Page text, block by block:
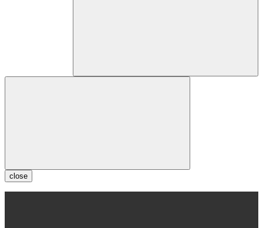
close